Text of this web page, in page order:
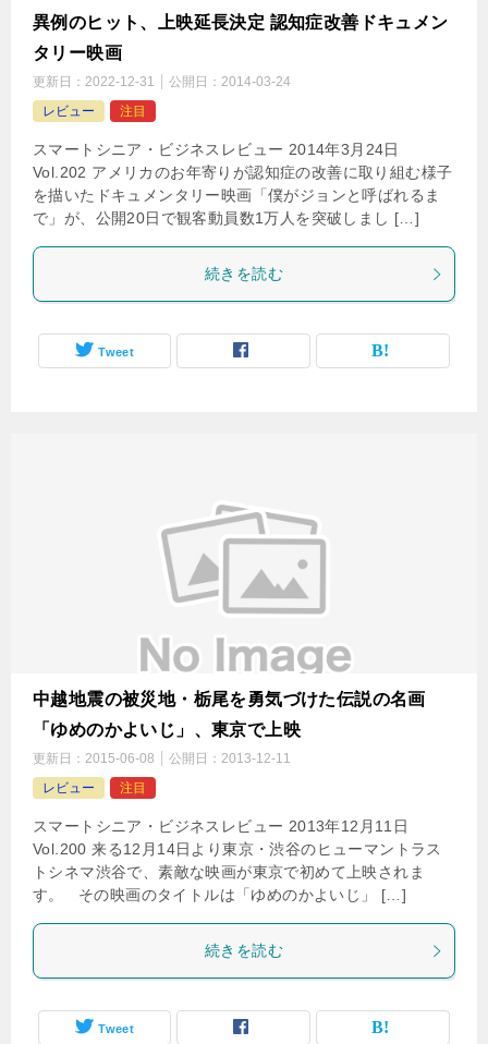
異例のヒット、上映延長決定 認知症改善ドキュメン
タリー映画
更新日： 2022-12-31 公開日： 2014-03-24
レビュー
注目
スマートシニア・ビジネスレビュー 2014年3月24日
Vol.202 アメリカのお年寄りが認知症の改善に取り組む様子
を描いたドキュメンタリー映画「僕­がジョンと呼ばれるま
で」が、公開20日で観客動員数1万人を突破しまし […]
続きを読む
Tweet
中越地震の被災地・栃尾を勇気づけた伝説の名画
「ゆめのかよいじ」、東京で上映
更新日： 2015-06-08 公開日： 2013-12-11
レビュー
注目
スマートシニア・ビジネスレビュー 2013年12月11日
Vol.200 来る12月14日より東京・渋谷のヒューマントラス
トシネマ渋谷で、素敵な映画が東京で初めて上映されま
す。 その映画のタイトルは「ゆめのかよいじ」 […]
続きを読む
Tweet